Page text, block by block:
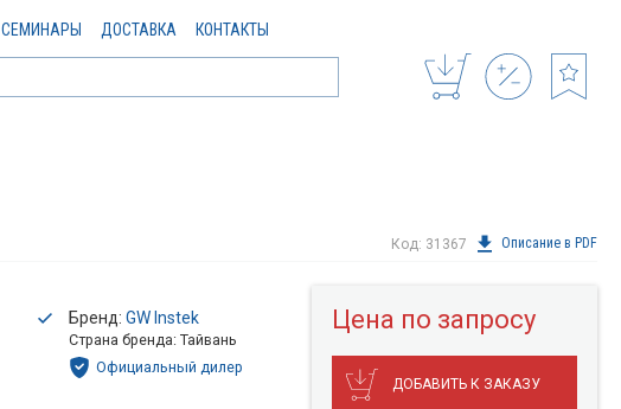
СЕМИНАРЫ ДОСТАВКА КОНТАКТЫ
Код: 31367 Описание в PDF
Бренд:GW Instek
Страна бренда: Тайвань
Официальный дилер
Цена по запросу
ДОБАВИТЬ К ЗАКАЗУ